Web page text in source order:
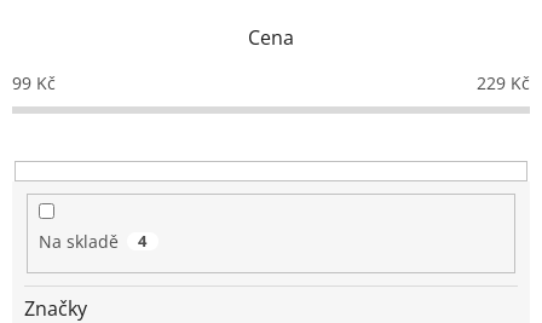
p
r
o
u
Cena
99 Kč 229 Kč
Na skladě 4
Značky